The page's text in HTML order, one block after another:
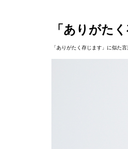
「ありがた
「ありがたく存じます」に似た